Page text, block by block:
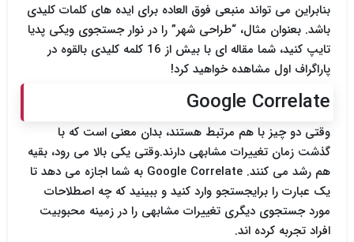
بنابراین می تواند منبعی فوق العاده برای ایده های کلمات کلیدی
باشد. بعنوان مثال، “طراحی شهر” را در نوار جستجوی ویکی پدیا
تایپ کنید، شما مقاله ای با بیش از 16 کلمه کلیدی بالقوه در
پاراگراف اول مشاهده خواهید کرد!
Google Correlate
وقتی دو چیز با هم مرتبط هستند، بدان معنی است که با
گذشت زمان تغییرات مشابهی دارند.وقتی یکی بالا می رود، بقیه
هم رشد می کنند. Google Correlate به شما اجازه می دهد تا
یک عبارت را برایجستجو وارد کنید و ببینید که چه اصطلاحات
مورد جستجوی دیگری تغییرات مشابهی را در زمینه محبوبیت
افراد تجربه کرده اند.